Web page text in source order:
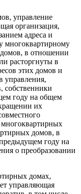
управление
организация,
адреса и
многоквартирному
в отношении
расторгнуты в
этих домов и
управления,
собственники
году на общем
их
домов, в
году на
о преобразовании
домах,
управляющая